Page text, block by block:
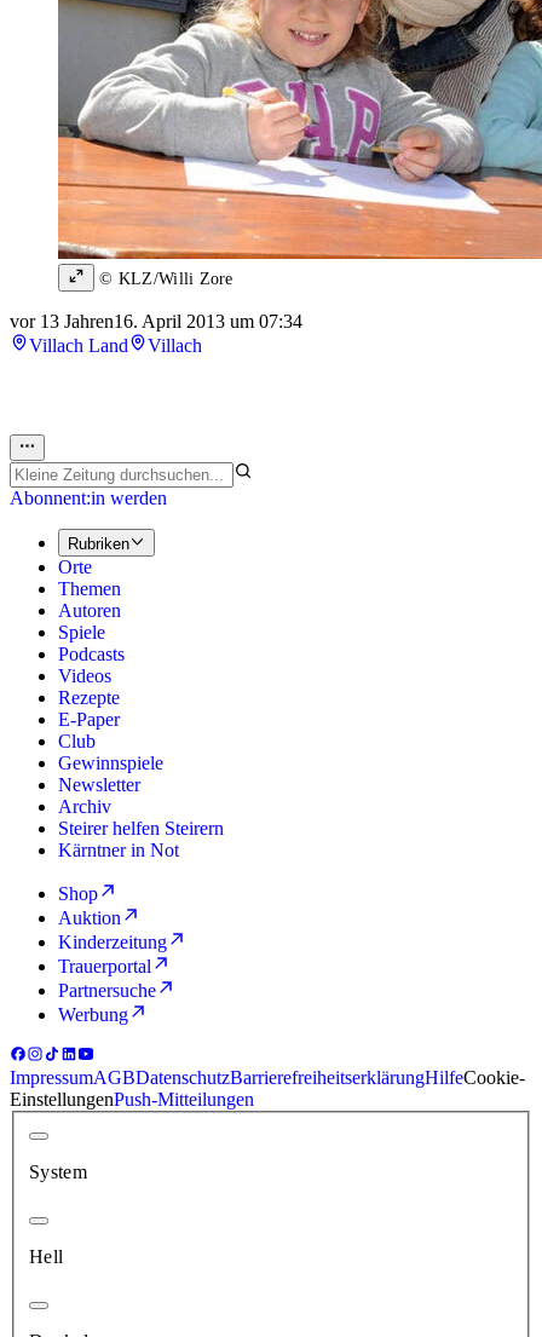
© KLZ/Willi Zore
vor 13 Jahren16. April 2013 um 07:34
Villach Land
Villach
Abonnent:in werden
Rubriken
Orte
Themen
Autoren
Spiele
Podcasts
Videos
Rezepte
E-Paper
Club
Gewinnspiele
Newsletter
Archiv
Steirer helfen Steirern
Kärntner in Not
Shop
Auktion
Kinderzeitung
Trauerportal
Partnersuche
Werbung
ImpressumAGBDatenschutzBarrierefreiheitserklärungHilfeCookie-
EinstellungenPush-Mitteilungen
System
Hell